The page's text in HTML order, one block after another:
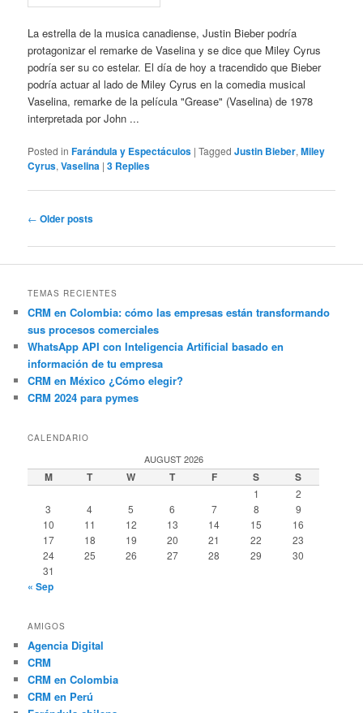
La estrella de la musica canadiense, Justin Bieber podría
protagonizar el remarke de Vaselina y se dice que Miley Cyrus
podría ser su co estelar. El día de hoy a tracendido que Bieber
podría actuar al lado de Miley Cyrus en la comedia musical
Vaselina, remarke de la película "Grease" (Vaselina) de 1978
interpretada por John ...
Posted in Farándula y Espectáculos |Tagged Justin Bieber,Miley
Cyrus,Vaselina |3 Replies
Post
← Older posts
TEMAS RECIENTES
CRM en Colombia: cómo las empresas están transformando
sus procesos comerciales
WhatsApp API con Inteligencia Artificial basado en
información de tu empresa
CRM en México ¿Cómo elegir?
CRM 2024 para pymes
CALENDARIO
AUGUST 2026
M T W T F S S
1
2
3
4 5 6 7 8
9
10
11 12 13 14 15
16
17
18 19 20 21 22
23
24
25 26 27 28 29
30
31
« Sep
AMIGOS
Agencia Digital
CRM
CRM en Colombia
CRM en Perú